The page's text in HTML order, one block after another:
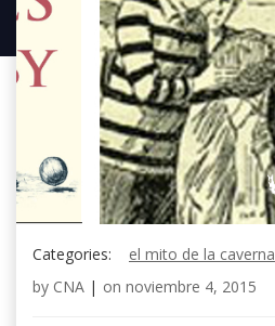
Categories:
el mito de la caverna
by CNA | on noviembre 4, 2015